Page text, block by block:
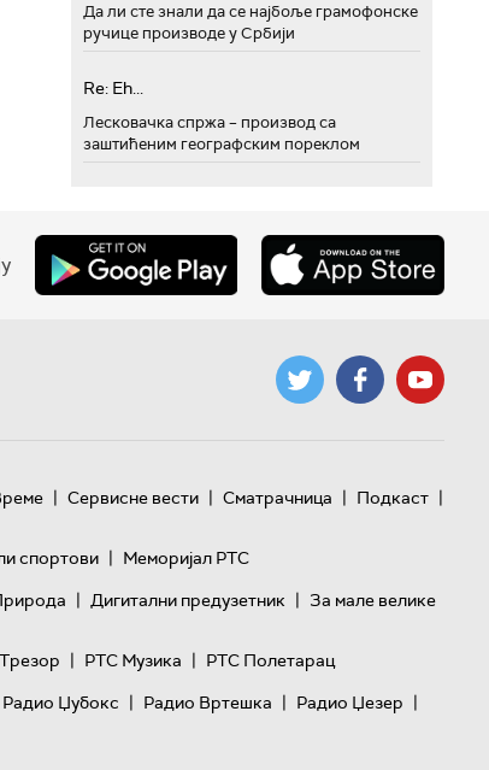
Да ли сте знали да се најбоље грамофонске
ручице производе у Србији
Re: Eh...
Лесковачка спржа – производ са
заштићеним географским пореклом
| Сервисне вести | Сматрачница | Подкаст |
спортови | Меморијал РТС
| Дигитални предузетник | За мале велике
| РТС Музика | РТС Полетарац
Радио Џубокс | Радио Вртешка | Радио Џезер |